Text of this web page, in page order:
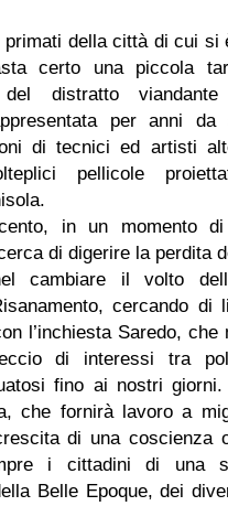
della città di cui si
certo una piccola
distratto viandante
per anni da
di tecnici ed artisti
pellicole
in un momento di
di digerire la perdita
cambiare il volto
cercando di
l’inchiesta Saredo, che
di interessi tra
fino ai nostri
che fornirà lavoro a
di una coscienza
i cittadini di una
Belle Epoque, dei